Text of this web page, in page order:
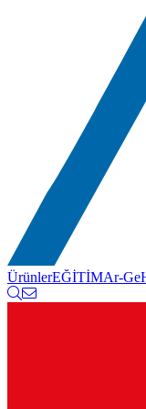
ÜrünlerEĞİTİMAr-Ge